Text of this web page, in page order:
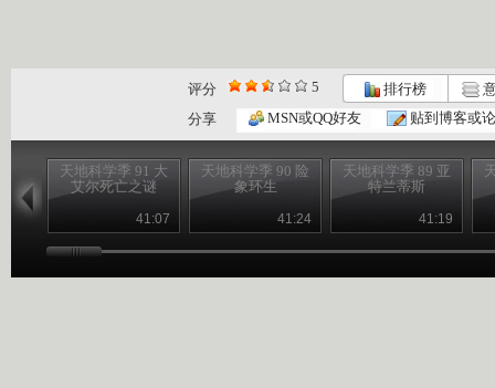
评分 5 排行榜
分享
MSN或QQ好友 贴到博客或
天地科学季 91 大
艾尔死亡之谜
41:07
天地科学季 90 险
象环生
41:24
天地科学季 89 亚
特兰蒂斯
41:19